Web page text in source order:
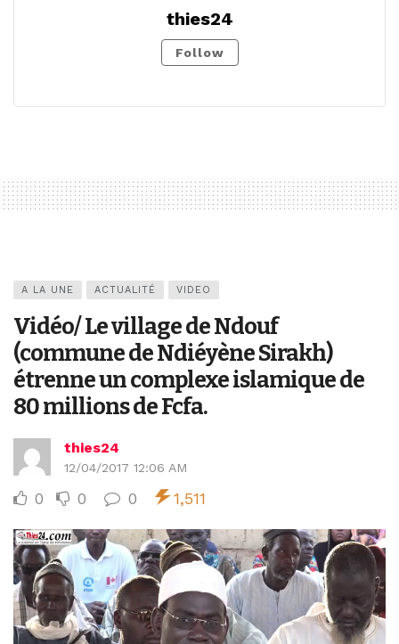
thies24
Follow
A LA UNE ACTUALITÉ VIDEO
Vidéo/ Le village de Ndouf
(commune de Ndiéyène Sirakh)
étrenne un complexe islamique de
80 millions de Fcfa.
thies24
12/04/2017 12:06 AM
0 0 0 1,511